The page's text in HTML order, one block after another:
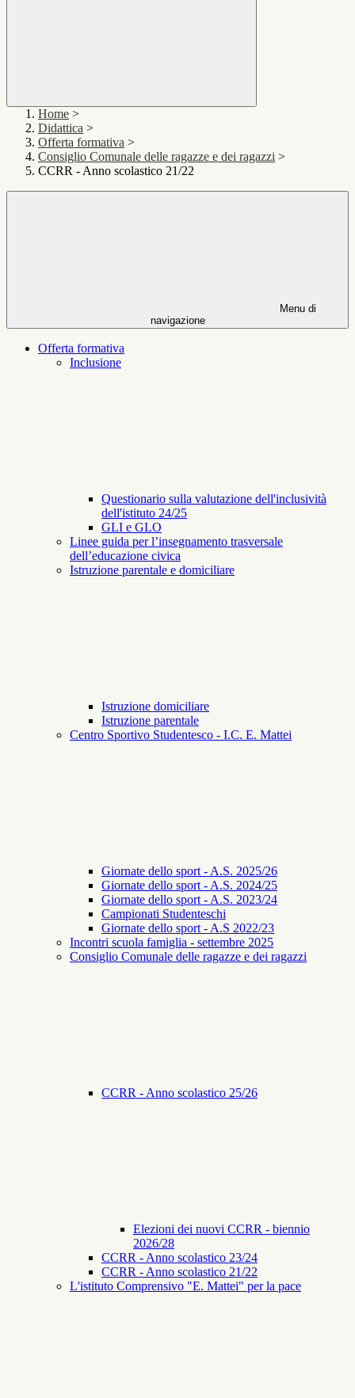
Home >
Didattica >
Offerta formativa >
Consiglio Comunale delle ragazze e dei ragazzi >
CCRR - Anno scolastico 21/22
Menu di
navigazione
Offerta formativa
Inclusione
Questionario sulla valutazione dell'inclusività
dell'istituto 24/25
GLI e GLO
Linee guida per l’insegnamento trasversale
dell’educazione civica
Istruzione parentale e domiciliare
Istruzione domiciliare
Istruzione parentale
Centro Sportivo Studentesco - I.C. E. Mattei
Giornate dello sport - A.S. 2025/26
Giornate dello sport - A.S. 2024/25
Giornate dello sport - A.S. 2023/24
Campionati Studenteschi
Giornate dello sport - A.S 2022/23
Incontri scuola famiglia - settembre 2025
Consiglio Comunale delle ragazze e dei ragazzi
CCRR - Anno scolastico 25/26
Elezioni dei nuovi CCRR - biennio
2026/28
CCRR - Anno scolastico 23/24
CCRR - Anno scolastico 21/22
L'istituto Comprensivo "E. Mattei" per la pace